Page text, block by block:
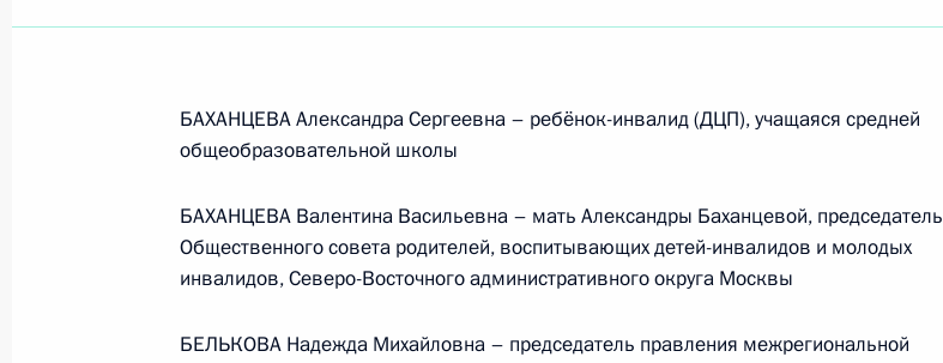
БАХАНЦЕВА Александра Сергеевна – ребёнок-инвалид (ДЦП), учащаяся средней
общеобразовательной школы
БАХАНЦЕВА Валентина Васильевна – мать Александры Баханцевой, председатель
Общественного совета родителей, воспитывающих детей-инвалидов и молодых
инвалидов, Северо-Восточного административного округа Москвы
БЕЛЬКОВА Надежда Михайловна – председатель правления межрегиональной